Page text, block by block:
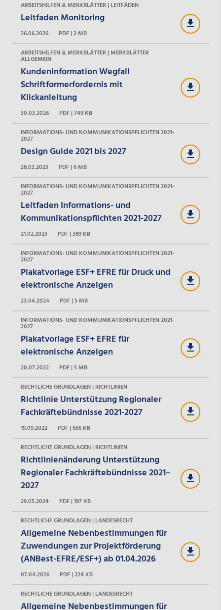
ARBEITSHILFEN & MERKBLÄTTER | LEITFÄDEN
Leitfaden Monitoring
26.06.2026
PDF | 2 MB
ARBEITSHILFEN & MERKBLÄTTER | MERKBLÄTTER
ALLGEMEIN
Kundeninformation Wegfall
Schriftformerfordernis mit
Klickanleitung
30.03.2026
PDF | 749 KB
INFORMATIONS- UND KOMMUNIKATIONSPFLICHTEN 2021-
2027
Design Guide 2021 bis 2027
28.03.2023
PDF | 6 MB
INFORMATIONS- UND KOMMUNIKATIONSPFLICHTEN 2021-
2027
Leitfaden Informations- und
Kommunikationspflichten 2021-2027
21.02.2023
PDF | 389 KB
INFORMATIONS- UND KOMMUNIKATIONSPFLICHTEN 2021-
2027
Plakatvorlage ESF+ EFRE für Druck und
elektronische Anzeigen
23.04.2024
PDF | 5 MB
INFORMATIONS- UND KOMMUNIKATIONSPFLICHTEN 2021-
2027
Plakatvorlage ESF+ EFRE für
elektronische Anzeigen
20.07.2022
PDF | 5 MB
RECHTLICHE GRUNDLAGEN | RICHTLINIEN
Richtlinie Unterstützung Regionaler
Fachkräftebündnisse 2021-2027
19.09.2022
PDF | 656 KB
RECHTLICHE GRUNDLAGEN | RICHTLINIEN
Richtlinienänderung Unterstützung
Regionaler Fachkräftebündnisse 2021–
2027
29.05.2024
PDF | 197 KB
RECHTLICHE GRUNDLAGEN | LANDESRECHT
Allgemeine Nebenbestimmungen für
Zuwendungen zur Projektförderung
(ANBest-EFRE/ESF+) ab 01.04.2026
07.04.2026
PDF | 224 KB
RECHTLICHE GRUNDLAGEN | LANDESRECHT
Allgemeine Nebenbestimmungen für